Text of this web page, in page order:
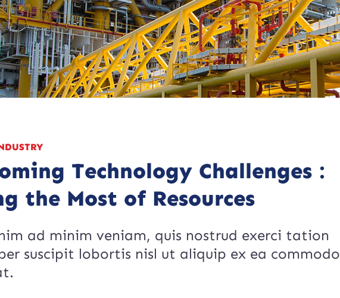
Technology Challenges :
the Most of Resources
ad minim veniam, quis nostrud exerci tation
suscipit lobortis nisl ut aliquip ex ea commodo